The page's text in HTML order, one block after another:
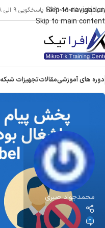
Skip to navigation
Skip to main content
تلفن 05191009025 پاسخگویی 9 الی 18
دوره های آموزشیمقالاتتجهیزات شبکه
محمدجواد صبری
0